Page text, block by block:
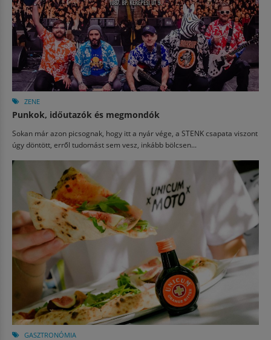
ZENE
Punkok, időutazók és megmondók
Sokan már azon picsognak, hogy itt a nyár vége, a STENK csapata viszont
úgy döntött, erről tudomást sem vesz, inkább bölcsen...
GASZTRONÓMIA